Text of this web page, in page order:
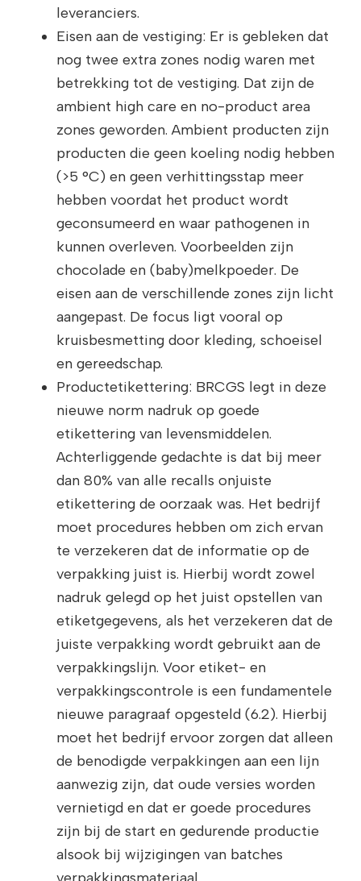
leveranciers.
Eisen aan de vestiging: Er is gebleken dat
nog twee extra zones nodig waren met
betrekking tot de vestiging. Dat zijn de
ambient high care en no-product area
zones geworden. Ambient producten zijn
producten die geen koeling nodig hebben
(>5 °C) en geen verhittingsstap meer
hebben voordat het product wordt
geconsumeerd en waar pathogenen in
kunnen overleven. Voorbeelden zijn
chocolade en (baby)melkpoeder. De
eisen aan de verschillende zones zijn licht
aangepast. De focus ligt vooral op
kruisbesmetting door kleding, schoeisel
en gereedschap.
Productetikettering: BRCGS legt in deze
nieuwe norm nadruk op goede
etikettering van levensmiddelen.
Achterliggende gedachte is dat bij meer
dan 80% van alle recalls onjuiste
etikettering de oorzaak was. Het bedrijf
moet procedures hebben om zich ervan
te verzekeren dat de informatie op de
verpakking juist is. Hierbij wordt zowel
nadruk gelegd op het juist opstellen van
etiketgegevens, als het verzekeren dat de
juiste verpakking wordt gebruikt aan de
verpakkingslijn. Voor etiket- en
verpakkingscontrole is een fundamentele
nieuwe paragraaf opgesteld (6.2). Hierbij
moet het bedrijf ervoor zorgen dat alleen
de benodigde verpakkingen aan een lijn
aanwezig zijn, dat oude versies worden
vernietigd en dat er goede procedures
zijn bij de start en gedurende productie
alsook bij wijzigingen van batches